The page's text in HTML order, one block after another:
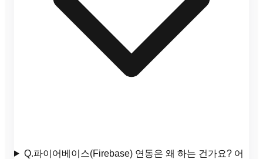
Q.파이어베이스(Firebase) 연동은 왜 하는 건가요? 어